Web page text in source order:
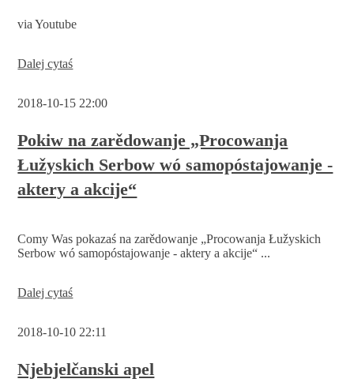
via Youtube
Dalej cytaś
2018-10-15 22:00
Pokiw na zarědowanje „Procowanja
Łužyskich Serbow wó samopóstajowanje -
aktery a akcije“
Comy Was pokazaś na zarědowanje „Procowanja Łužyskich
Serbow wó samopóstajowanje - aktery a akcije“ ...
Dalej cytaśPokiw
„Procowanja
Serbow
wó
2018-10-10 22:11
Njebjelčanski apel